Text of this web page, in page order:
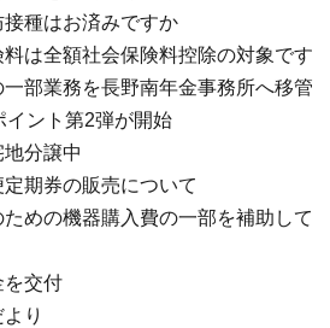
種はお済みですか
は全額社会保険料控除の対象です
部業務を長野南年金事務所へ移管
イント第2弾が開始
分譲中
期券の販売について
めの機器購入費の一部を補助して
を交付
り